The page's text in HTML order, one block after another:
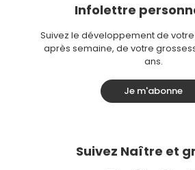
Infolettre
Suivez le développement de
après semaine, de votre
ans.
Je m'abonne
Suivez Naître et